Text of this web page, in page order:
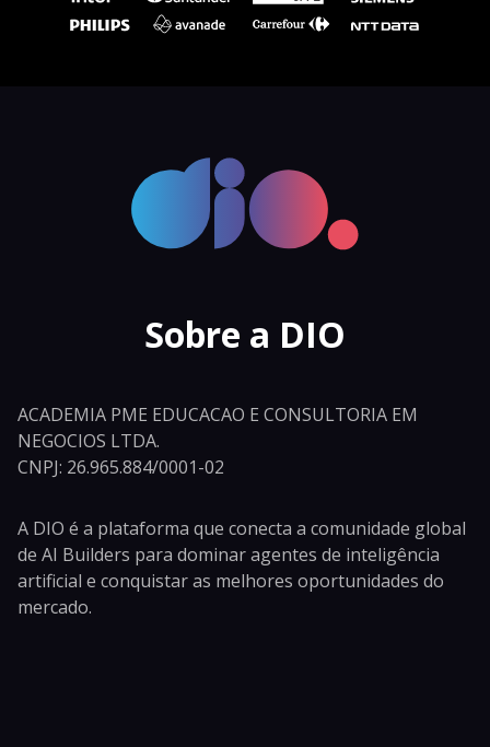
Sobre a DIO
ACADEMIA PME EDUCACAO E CONSULTORIA EM
NEGOCIOS LTDA.
CNPJ: 26.965.884/0001-02
A DIO é a plataforma que conecta a comunidade global
de AI Builders para dominar agentes de inteligência
artificial e conquistar as melhores oportunidades do
mercado.